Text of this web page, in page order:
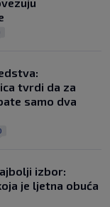
tvrdi da za
samo dva
izbor:
je ljetna obuća